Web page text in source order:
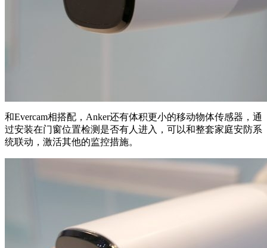
和Evercam相搭配，Anker还有体积更小的移动物体传感器，通
过安装在门窗位置检测是否有人进入，可以和整套家庭安防系
统联动，激活其他的监控措施。